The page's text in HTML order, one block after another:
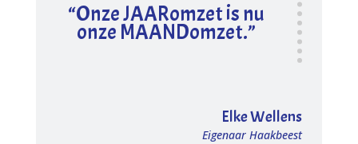
“Onze JAARomzet is nu
onze MAANDomzet.”
Elke Wellens
Eigenaar Haakbeest